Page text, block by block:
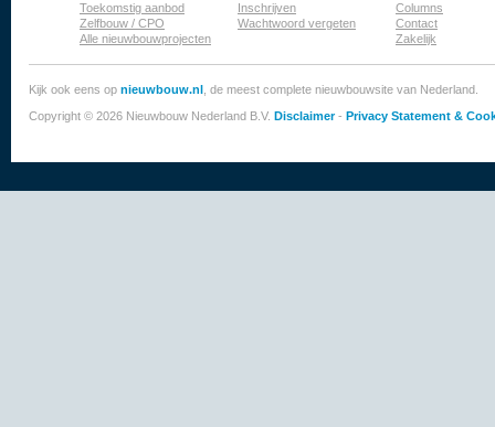
Toekomstig aanbod
Zelfbouw / CPO
Alle nieuwbouwprojecten
Inschrijven
Wachtwoord vergeten
Columns
Contact
Zakelijk
Kijk ook eens op nieuwbouw.nl , de meest complete nieuwbouwsite van Nederland.
Copyright © 2026 Nieuwbouw Nederland B.V. Disclaimer- Privacy Statement &